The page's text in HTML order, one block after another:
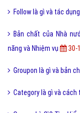
Follow là gì và tác
Bản chất của Nhà
năng và Nhiệm vụ
30-
Groupon là gì và bản
Category là gì và cách